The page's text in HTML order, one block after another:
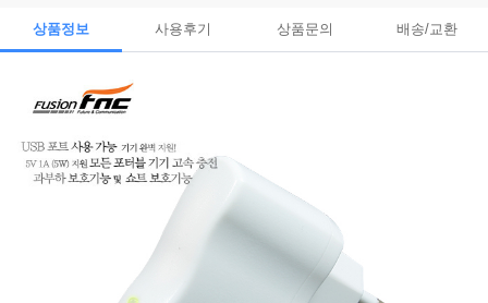
상품정보 사용후기 상품문의 배송/교환